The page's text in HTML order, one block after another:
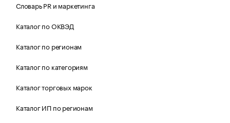
Словарь PR и маркетинга
Каталог по ОКВЭД
Каталог по регионам
Каталог по категориям
Каталог торговых марок
Каталог ИП по регионам